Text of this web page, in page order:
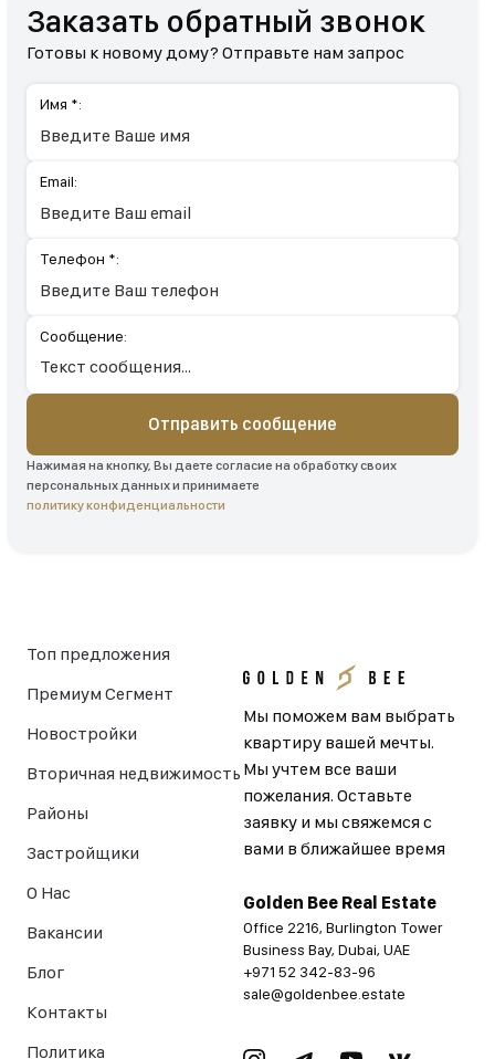
Заказать обратный звонок
Готовы к новому дому? Отправьте нам запрос
Имя *:
Email:
Телефон *:
Сообщение:
Отправить сообщение
Нажимая на кнопку, Вы даете согласие на обработку своих
персональных данных и принимаете
политику конфиденциальности
Мы поможем вам выбрать
квартиру вашей мечты.
Мы учтем все ваши
пожелания. Оставьте
заявку и мы свяжемся с
вами в ближайшее время
Golden Bee Real Estate
Office 2216, Burlington Tower
Business Bay, Dubai, UAE
+971 52 342-83-96
sale@goldenbee.estate
Топ предложения
Премиум Сегмент
Новостройки
Вторичная недвижимость
Районы
Застройщики
О Нас
Вакансии
Блог
Контакты
Политика